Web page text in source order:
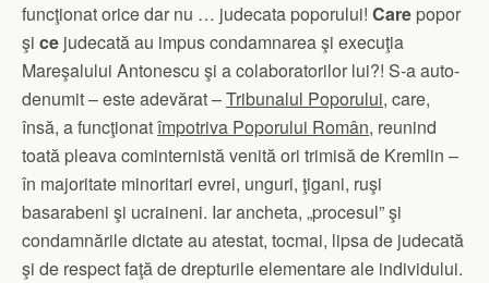
funcţionat orice dar nu … judecata poporului! Care popor
şi ce judecată au impus condamnarea şi execuţia
Mareşalului Antonescu şi a colaboratorilor lui?! S-a auto-
denumit – este adevărat –Tribunalul Poporului, care,
însă, a funcţionatîmpotriva Poporului Român, reunind
toată pleava cominternistă venită ori trimisă de Kremlin –
în majoritate minoritari evrei, unguri, ţigani, ruşi
basarabeni şi ucraineni. Iar ancheta, „procesul” şi
condamnările dictate au atestat, tocmai, lipsa de judecată
şi de respect faţă de drepturile elementare ale individului.